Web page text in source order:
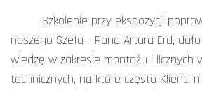
Szkolenie przy ekspozycji
naszego Szefa - Pana Artura Erd,
wiedzę w zakresie montażu i licznych
technicznych, na które często Klienci